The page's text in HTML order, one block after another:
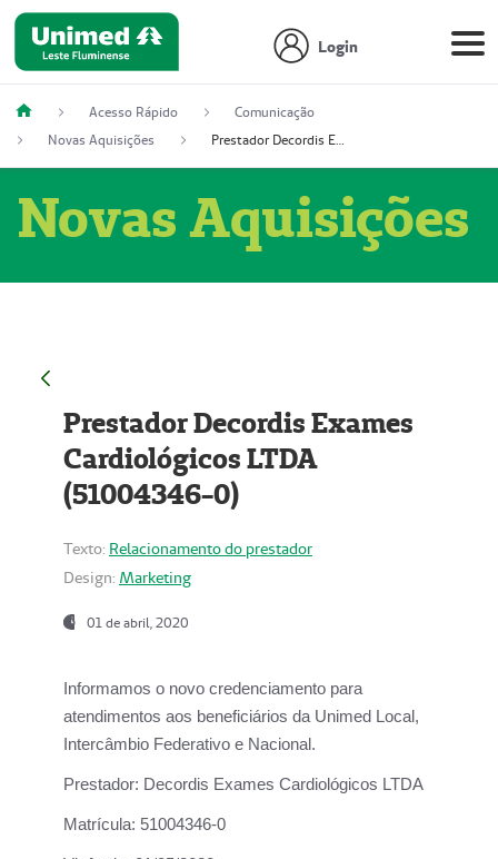
Login
Acesso Rápido
Comunicação
Novas Aquisições
Prestador Decordis Exames Cardiológicos LTDA (51004346-0)
Novas Aquisições
Prestador Decordis Exames
Cardiológicos LTDA
(51004346-0)
Texto: Relacionamento do prestador
Design: Marketing
01 de abril, 2020
Informamos o novo credenciamento para
atendimentos aos beneficiários da Unimed Local,
Intercâmbio Federativo e Nacional.
Prestador: Decordis Exames Cardiológicos LTDA
Matrícula: 51004346-0